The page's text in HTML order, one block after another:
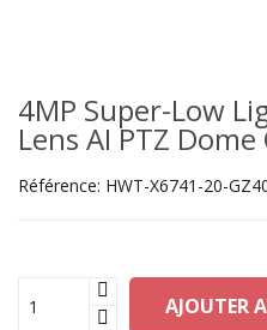
4MP Super-Low
Lens AI PTZ Dome
Référence: HWT-X6741-20-
AJOUTER